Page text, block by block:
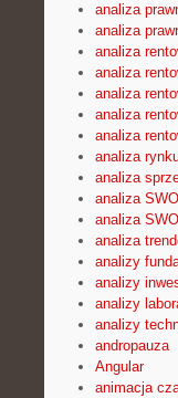
analiza
analiza
analiza
analiza
analiza
analiza
analiza
analiza
analiza
analiza
analiza
analiza
analizy
analizy
analizy
analizy
andropauza
Angular
animacja